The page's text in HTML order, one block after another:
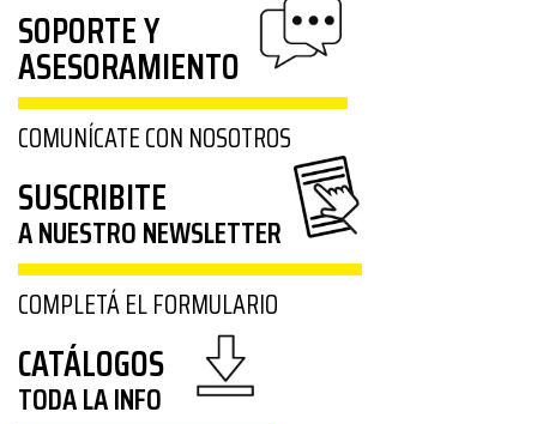
SOPORTE Y
ASESORAMIENTO
COMUNÍCATE CON NOSOTROS
SUSCRIBITE
A NUESTRO NEWSLETTER
COMPLETÁ EL FORMULARIO
CATÁLOGOS
TODA LA INFO